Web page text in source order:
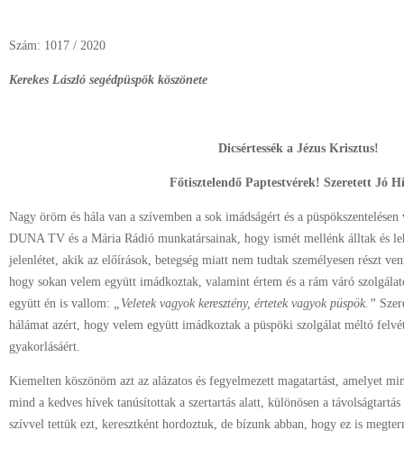
Szám: 1017 / 2020
Kerekes László segédpüspök köszönete
Dicsértessék a Jézus Krisztus!
Főtisztelendő Paptestvérek! Szeretett Jó
Nagy öröm és hála van a szívemben a sok imádságért és a
DUNA TV és a Mária Rádió munkatársainak, hogy ismét mellénk álltak és
jelenlétet, akik az előírások, betegség miatt nem tudtak személyesen részt
hogy sokan velem együtt imádkoztak, valamint értem és a rám váró
együtt én is vallom: „Veletek vagyok keresztény, értetek vagyok püspök.”
hálámat azért, hogy velem együtt imádkoztak a püspöki szolgálat méltó
gyakorlásáért.
Kiemelten köszönöm azt az alázatos és fegyelmezett magatartást, amelyet
mind a kedves hívek tanúsítottak a szertartás alatt, különösen a távolságtartás
szívvel tettük ezt, keresztként hordoztuk, de bízunk abban, hogy ez is